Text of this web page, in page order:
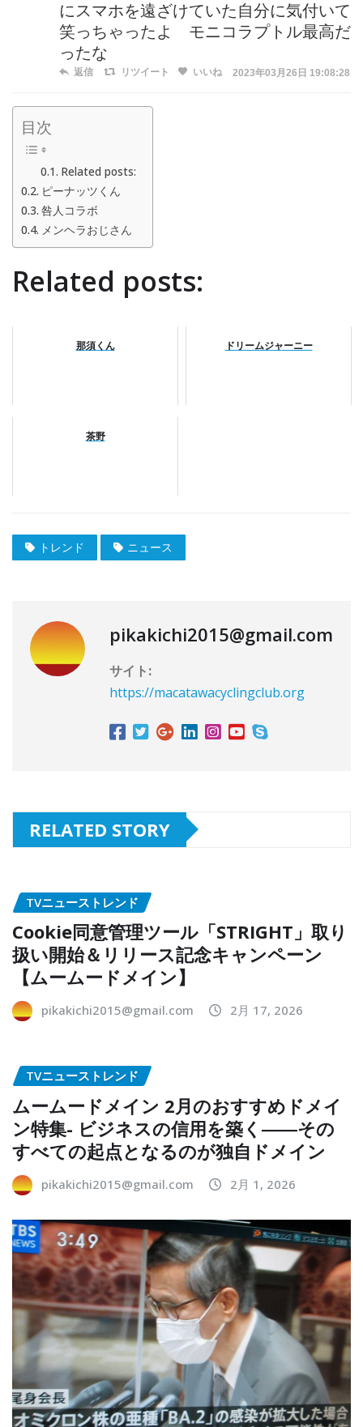
にスマホを遠ざけていた自分に気付いて
笑っちゃったよ モニコラプトル最高だ
ったな
返信 リツイート いいね 2023年03月26日 19:08:28
目次
Related posts:
ピーナッツくん
咎人コラボ
メンヘラおじさん
Related posts:
那須くん ドリームジャーニー
茶野
トレンド ニュース
pikakichi2015@gmail.com
サイト:
https://macatawacyclingclub.org
RELATED STORY
TVニューストレンド
Cookie同意管理ツール「STRIGHT」取り
扱い開始＆リリース記念キャンペーン
【ムームードメイン】
pikakichi2015@gmail.com 2月 17, 2026
TVニューストレンド
ムームードメイン 2月のおすすめドメイ
ン特集- ビジネスの信用を築く――その
すべての起点となるのが独自ドメイン
pikakichi2015@gmail.com 2月 1, 2026